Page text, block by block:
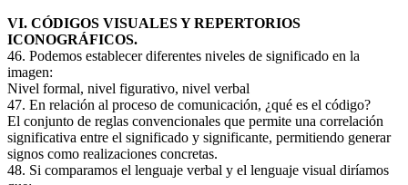
VI. CÓDIGOS VISUALES Y REPERTORIOS
ICONOGRÁFICOS.
46. Podemos establecer diferentes niveles de significado en la
imagen:
Nivel formal, nivel figurativo, nivel verbal
47. En relación al proceso de comunicación, ¿qué es el código?
El conjunto de reglas convencionales que permite una correlación
significativa entre el significado y significante, permitiendo generar
signos como realizaciones concretas.
48. Si comparamos el lenguaje verbal y el lenguaje visual diríamos